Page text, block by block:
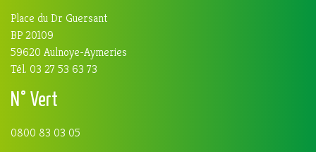
Place du Dr Guersant
BP 20109
59620 Aulnoye-Aymeries
Tél. 03 27 53 63 73
N° Vert
0800 83 03 05